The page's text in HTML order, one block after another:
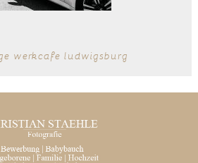
werkcafe ludwigsburg